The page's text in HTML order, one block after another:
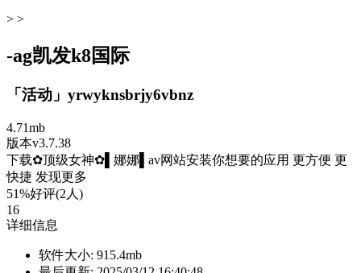
> >
-ag凯发k8国际
「活动」yrwyknsbrjy6vbnz
4.71mb
版本v3.7.38
下载✿顶级女神✿▌娜娜▌av网站安装你想要的应用 更方便 更
快捷 发现更多
51%好评(2人)
16
详细信息
软件大小: 915.4mb